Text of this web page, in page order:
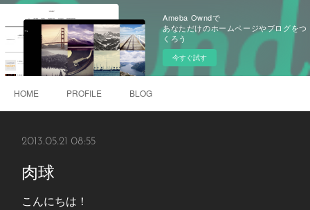
Ameba Owndで
あなただけのホームページやブログをつ
くろう
今すぐ試す
HOME PROFILE BLOG
2013.05.21 08:55
肉球
こんにちは！